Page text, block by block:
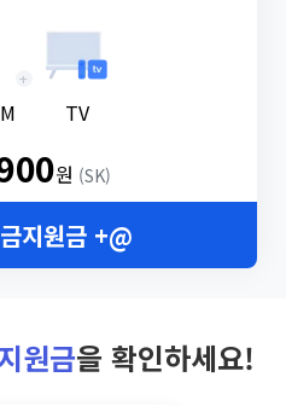
+
TV
원 (SK)
지원금 +@
원금을 확인하세요!